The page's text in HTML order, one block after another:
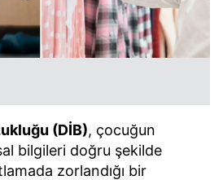
(DİB), çocuğun
bilgileri doğru şekilde
zorlandığı bir